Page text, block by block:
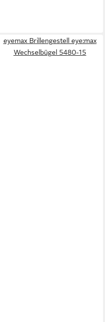
eyemax Brillengestell eye:max
Wechselbügel 5480-15